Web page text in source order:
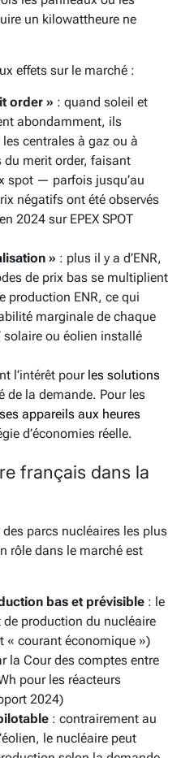
un kilowattheure ne
effets sur le marché :
order » : quand soleil et
abondamment, ils
centrales à gaz ou à
du merit order, faisant
spot — parfois jusqu’au
négatifs ont été observés
2024 sur EPEX SPOT
» : plus il y a d’ENR,
de prix bas se multiplient
production ENR, ce qui
marginale de chaque
solaire ou éolien installé
l’intérêt pour les solutions
de la demande. Pour les
appareils aux heures
d’économies réelle.
français dans la
des parcs nucléaires les plus
rôle dans le marché est
bas et prévisible : le
production du nucléaire
« courant économique »)
la Cour des comptes entre
pour les réacteurs
2024)
: contrairement au
le nucléaire peut